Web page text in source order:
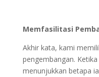
Memfasilitasi
Akhir kata, kami
pengembangan.
menunjukkan betapa